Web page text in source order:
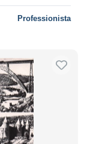
Professionista